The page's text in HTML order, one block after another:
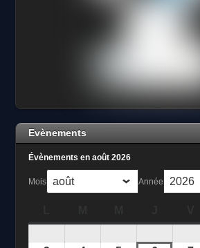
Evènements
Évènements en août 2026
Mois Année